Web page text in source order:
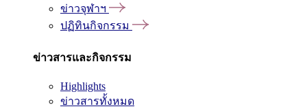
ข่าวจุฬาฯ
ปฏิทินกิจกรรม
ข่าวสารและกิจกรรม
Highlights
ข่าวสารทั้งหมด